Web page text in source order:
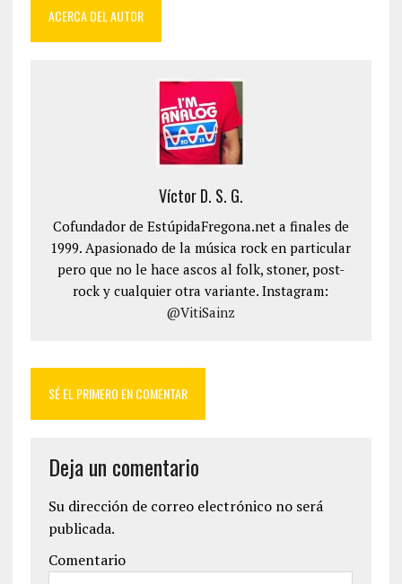
ACERCA DEL AUTOR
Víctor D. S. G.
Cofundador de EstúpidaFregona.net a finales de
1999. Apasionado de la música rock en particular
pero que no le hace ascos al folk, stoner, post-
rock y cualquier otra variante. Instagram:
@VitiSainz
SÉ EL PRIMERO EN COMENTAR
Deja un comentario
Su dirección de correo electrónico no será
publicada.
Comentario